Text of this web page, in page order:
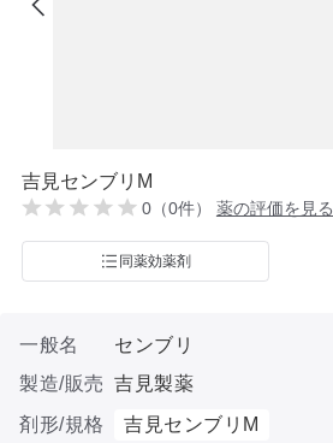
吉見センブリM
0（0件） 薬の評価を見る
同薬効薬剤
一般名
センブリ
製造/販売 吉見製薬
剤形/規格
吉見センブリM